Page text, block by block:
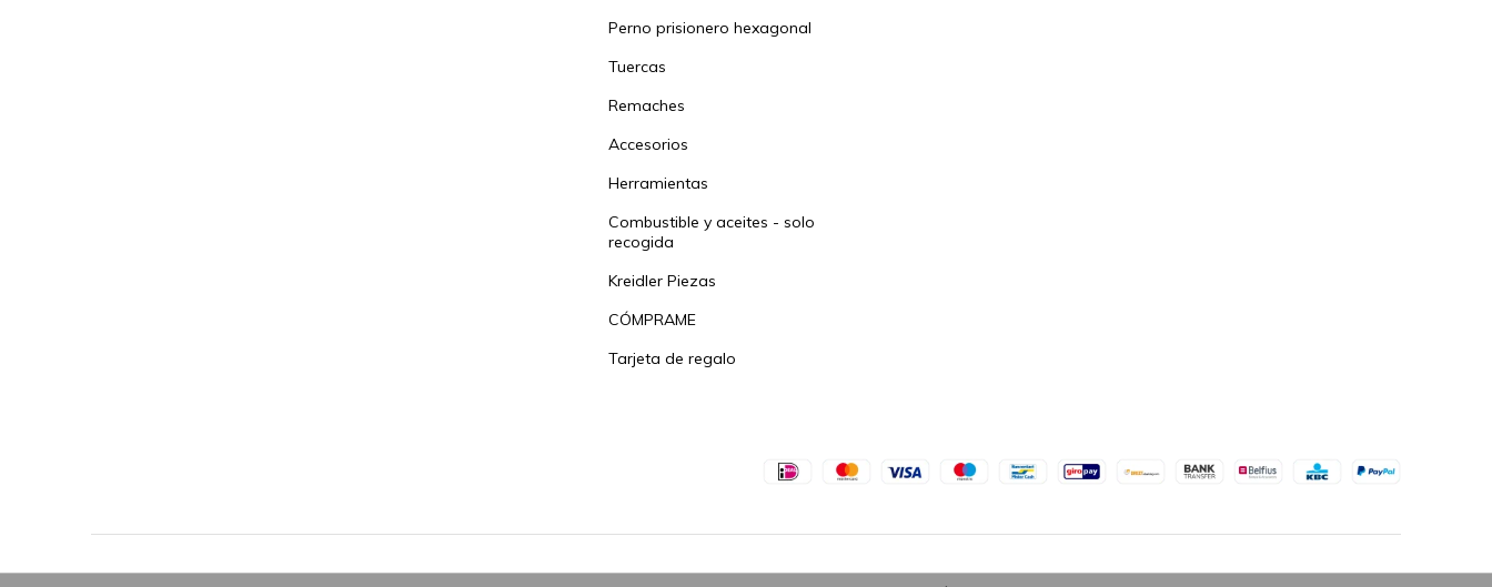
Perno prisionero hexagonal
Tuercas
Remaches
Accesorios
Herramientas
Combustible y aceites - solo
recogida
Kreidler Piezas
CÓMPRAME
Tarjeta de regalo